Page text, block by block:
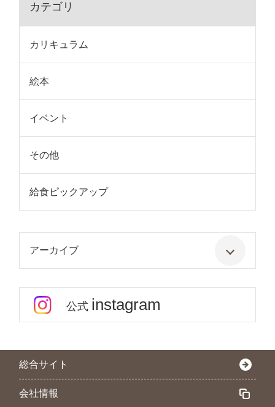
カテゴリ
カリキュラム
絵本
イベント
その他
給食ピックアップ
アーカイブ
公式 instagram
総合サイト
会社情報